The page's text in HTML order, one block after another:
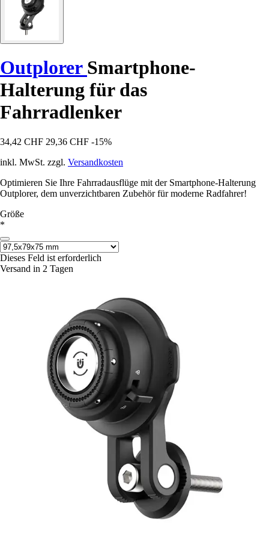
Outplorer Smartphone-
Halterung für das
Fahrradlenker
34,42 CHF 29,36 CHF -15%
inkl. MwSt. zzgl. Versandkosten
Optimieren Sie Ihre Fahrradausflüge mit der Smartphone-Halterung
Outplorer, dem unverzichtbaren Zubehör für moderne Radfahrer!
Größe
*
Dieses Feld ist erforderlich
Versand in 2 Tagen